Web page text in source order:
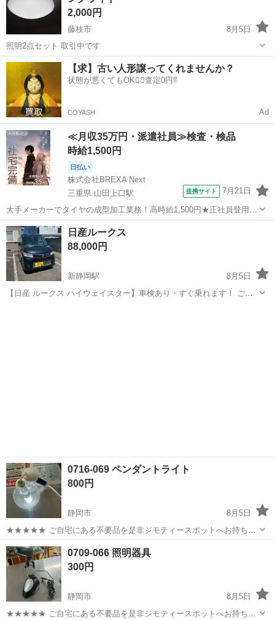
2,000円
藤枝市
8月5日
照明2点セット 取引中です
静岡 藤枝市 照明器具 シーリングライト
【求】古い人形譲ってくれませんか？
状態が悪くてもOK🙆‍♀️査定0円‼️
COYASH Ad
≪月収35万円・派遣社員≫検査・検品
時給1,500円
日払い
株式会社BREXA Next
三重県 山田上口駅
提携サイト 7月21日
大手メーカーでタイヤの成型加工業務！高時給1,500円★正社員登用制
度あり！ワンルーム寮完備！マイカー通勤OK！無料駐車場あり！《三
重県伊勢市》 人気の工場のお仕事 ◇タイヤの製造◇ トラック・バ
ス・RV車用を中心とした...
三重 伊勢市 山田上口駅
日産ルークス
88,000円
新静岡駅
8月5日
【日産 ルークス ハイウェイスター】車検あり・すぐ乗れます！ ご覧
0716-069 ペンダントライト
800円
静岡市
8月5日
★★★★★ ご自宅にある不要品を是非ジモティースポットへお持ち込
みしませんか？ 家電、趣味・スポーツ・レジャー用品、こども用品、
衣料服飾品、生活雑貨、家具、本、CD・DVDなどが無料でまとめて持
ち込めます！ ※詳細はこ...
静岡 静岡市 照明器具 ペンダントライト
0709-066 照明器具
300円
静岡市
8月5日
★★★★★ ご自宅にある不要品を是非ジモティースポットへお持ち込